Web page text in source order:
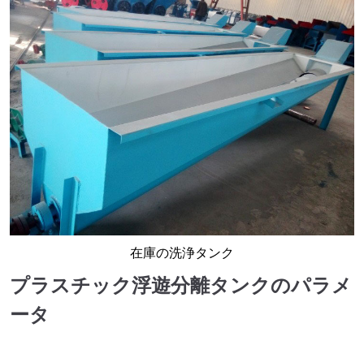
在庫の洗浄タンク
プラスチック浮遊分離タンクのパラメ
ータ